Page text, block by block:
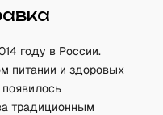
году в России.
питании и здоровых
традиционным